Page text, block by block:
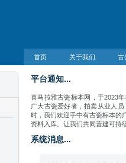
首页 关于我们 古
平台通知...
喜马拉雅古瓷标本网，于2023
广大古瓷爱好者，拍卖从业人
时，我们欢迎手中有古瓷标本的
资料入库。让我们共同营建可持
系统消息...